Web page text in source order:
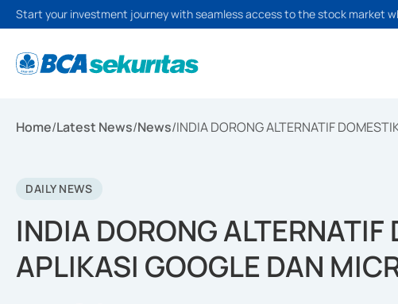
Start your investment journey with seamless access to the stock market
Home/Latest News/News/INDIA DORONG ALTERNATIF
DAILY NEWS
INDIA DORONG
APLIKASI GOOGLE DAN